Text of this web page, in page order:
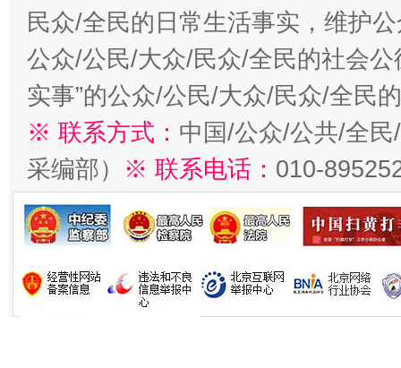
民众/全民的日常生活事实，维护
公众/公民/大众/民众/全民的社会公
实事”的公众/公民/大众/民众/全民
※ 联系方式： 中国/公众/公共/全
采编部） ※ 联系电话： 010-